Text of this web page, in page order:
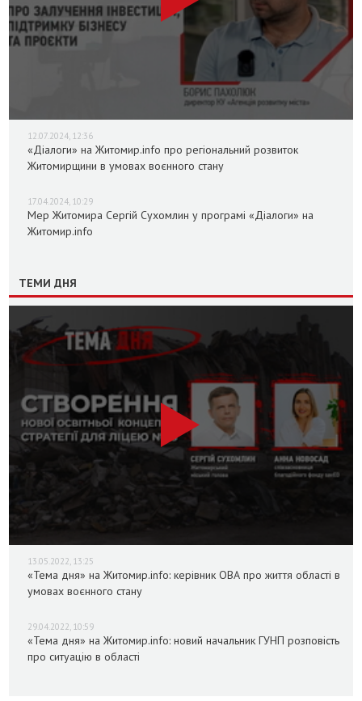
12.07.2024, 12:36
«Діалоги» на Житомир.info про регіональний розвиток
Житомирщини в умовах воєнного стану
17.04.2024, 10:29
Мер Житомира Сергій Сухомлин у програмі «Діалоги» на
Житомир.info
ТЕМИ ДНЯ
13.05.2022, 13:25
«Тема дня» на Житомир.info: керівник ОВА про життя області в
умовах воєнного стану
29.04.2022, 10:59
«Тема дня» на Житомир.info: новий начальник ГУНП розповість
про ситуацію в області